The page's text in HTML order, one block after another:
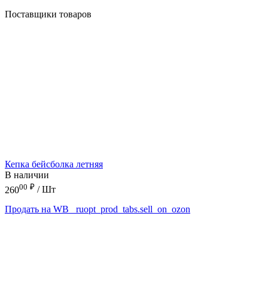
Поставщики товаров
Кепка бейсболка летняя
В наличии
26000 ₽ / Шт
Продать на WB
_ruopt_prod_tabs.sell_on_ozon